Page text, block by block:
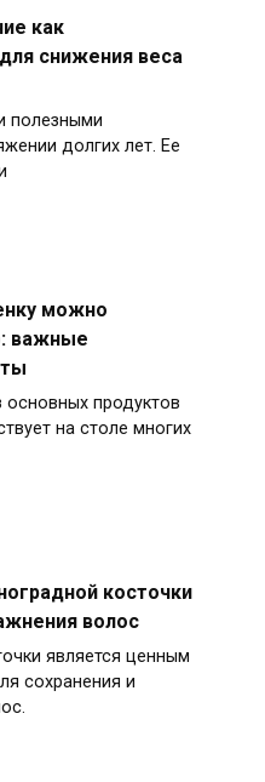
как
снижения веса
полезными
долгих лет. Ее
можно
важные
основных продуктов
на столе многих
косточки
волос
является ценным
сохранения и